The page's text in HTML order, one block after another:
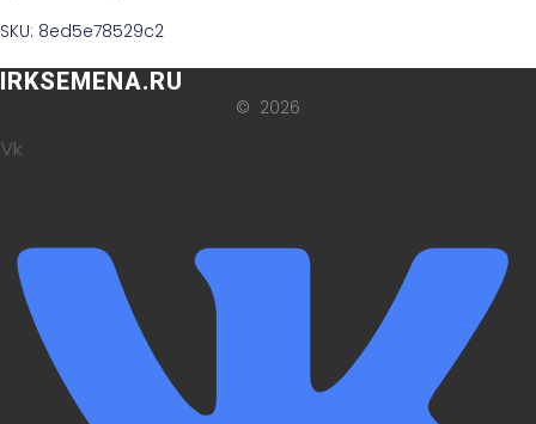
SKU: 8ed5e78529c2
IRKSEMENA.RU
© 2026
Vk